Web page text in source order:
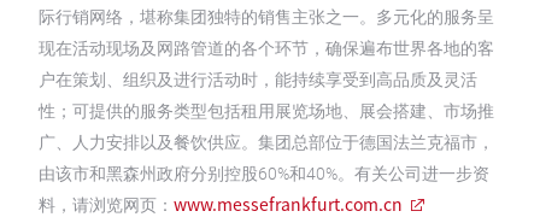
际行销网络，堪称集团独特的销售主张之一。多元化的服务呈
现在活动现场及网路管道的各个环节，确保遍布世界各地的客
户在策划、组织及进行活动时，能持续享受到高品质及灵活
性；可提供的服务类型包括租用展览场地、展会搭建、市场推
广、人力安排以及餐饮供应。集团总部位于德国法兰克福市，
由该市和黑森州政府分别控股60%和40%。有关公司进一步资
料，请浏览网页： www.messefrankfurt.com.cn